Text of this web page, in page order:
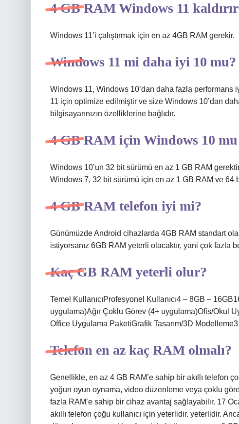
4 GB RAM Windows 11 kaldırır
Windows 11’i çalıştırmak için en az 4GB RAM gerekir.
Windows 11 mi daha iyi 10 mu?
Windows 11, Windows 10’dan daha fazla
11 için optimize edilmiştir ve size Windows 10’dan
bilgisayarınızın özelliklerine bağlıdır.
4 GB RAM için Windows 10
Windows 10’un 32 bit sürümü en az 1 GB RAM
Windows 7, 32 bit sürümü için en az 1 GB RAM ve 64
4 GB RAM telefon iyi mi?
Günümüzde Android cihazlarda 4GB RAM standart
istiyorsanız 6GB RAM yeterli olacaktır, yani çok fazla
Kaç GB RAM yeterli olur?
Temel KullanıcıProfesyonel Kullanıcı4 – 8GB –
uygulama)Ağır Çoklu Görev (4+ uygulama)Ofis/Okul
Office Uygulama PaketiGrafik Tasarım/3D Modelleme3
Telefon en az kaç RAM olmalı?
Genellikle, en az 4 GB RAM’e sahip bir akıllı telefon
yoğun oyun oynama, video düzenleme veya çoklu
fazla RAM’e sahip bir cihaz avantaj sağlayabilir. 17
akıllı telefon çoğu kullanıcı için yeterlidir. yeterlidir.